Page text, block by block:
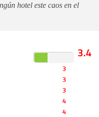
hotel este caos en el
3.4
3
3
3
4
4